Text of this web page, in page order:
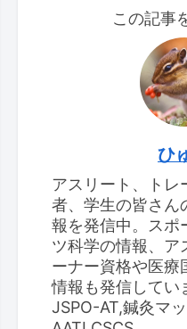
この記事
ひ
アスリート、トレ
者、学生の皆さん
報を発信中。スポ
ツ科学の情報、ア
ーナー資格や医療
情報も発信してい
JSPO-AT,鍼灸マ